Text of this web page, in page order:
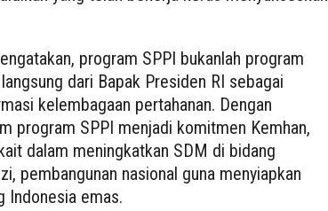
program SPPI bukanlah program
dari Bapak Presiden RI sebagai
kelembagaan pertahanan. Dengan
program SPPI menjadi komitmen Kemhan,
dalam meningkatkan SDM di bidang
pembangunan nasional guna menyiapkan
Indonesia emas.